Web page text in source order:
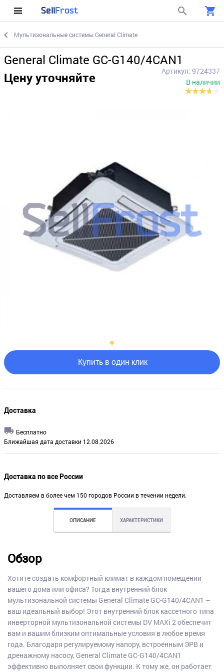
SellFrost
Мультизональные системы General Climate
General Climate GC-G140/4CAN1
Цену уточняйте
Артикул: 9724337
В наличии
Купить в один клик
Доставка
Бесплатно
Ближайшая дата доставки 12.08.2026
Доставка по все России
Доставляем в более чем 150 городов России в течении недели.
ОПИСАНИЕ ХАРАКТЕРИСТИКИ
Обзор
Хотите создать комфортный климат в каждом помещении
вашего дома или офиса? Тогда внутренний блок
мультизональной системы General Climate GC-G140/4CAN1 –
ваш идеальный выбор! Этот внутренний блок кассетного типа
инверторной мультизональной системы DV MAXi 2 обеспечит
вам и вашим близким оптимальные условия в любое время
года. Благодаря регулируемому напору, встроенным ЭРВ и
дренажному насосу, General Climate GC-G140/4CAN1
эффективно выполняет свои функции. К тому же, он работает